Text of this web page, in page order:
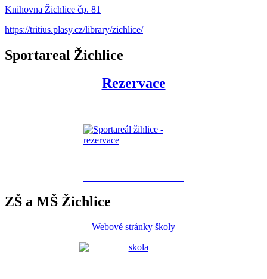
Knihovna Žichlice čp. 81
https://tritius.plasy.cz/library/zichlice/
Sportareal Žichlice
Rezervace
ZŠ a MŠ Žichlice
Webové stránky školy